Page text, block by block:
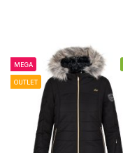
MEGA
OUTLET